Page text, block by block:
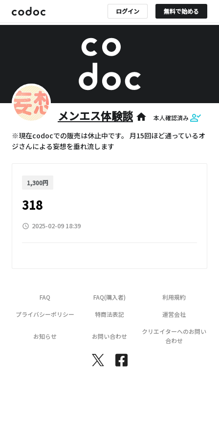
ログイン 無料で始める
メンエス体験談 home 本人確認済み
※現在codocでの販売は休止中です。 月15回ほど通っているオ
ジさんによる妄想を垂れ流します
1,300円
318
access_time 2025-02-09 18:39
FAQ FAQ(購入者) 利用規約
プライバシーポリシー 特商法表記 運営会社
お知らせ お問い合わせ
クリエイターへのお問い
合わせ